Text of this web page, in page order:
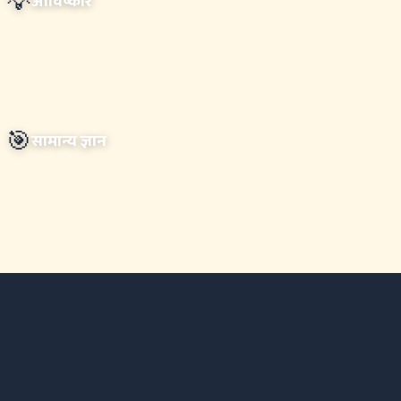
🎯सामान्य ज्ञान